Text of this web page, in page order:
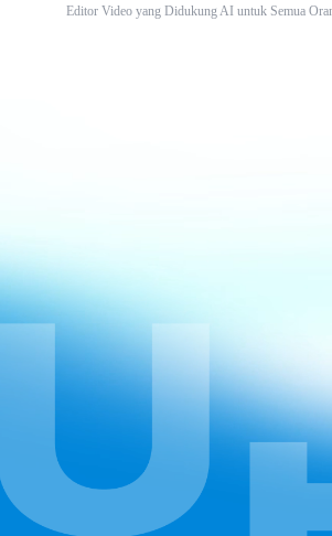
Editor Video yang Didukung AI untuk Semua